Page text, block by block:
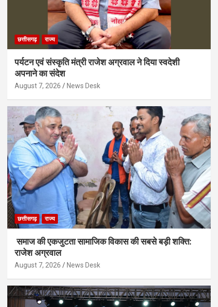
छत्तीसगढ़ राज्य
पर्यटन एवं संस्कृति मंत्री राजेश अग्रवाल ने दिया स्वदेशी
अपनाने का संदेश
August 7, 2026 News Desk
छत्तीसगढ़ राज्य
समाज की एकजुटता सामाजिक विकास की सबसे बड़ी शक्ति:
राजेश अग्रवाल
August 7, 2026 News Desk